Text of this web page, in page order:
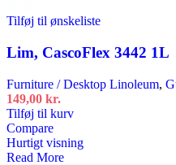
Tilføj til ønskeliste
Lim, CascoFlex 3442 1L
Furniture / Desktop Linoleum,
149,00 kr.
Tilføj til kurv
Compare
Hurtigt visning
Read More